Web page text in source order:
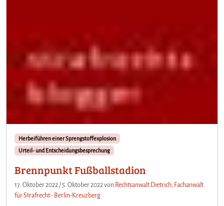
Herbeiführen einer Sprengstoffexplosion
Urteil- und Entscheidungsbesprechung
Brennpunkt Fußballstadion
17. Oktober 2022 / 5. Oktober 2022von Rechtsanwalt Dietrich, Fachanwalt
für Strafrecht - Berlin-Kreuzberg